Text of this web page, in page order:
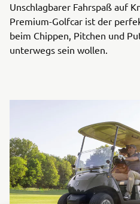
Unschlagbarer Fahrspaß auf
Premium-Golfcar ist der
beim Chippen, Pitchen und
unterwegs sein wollen.